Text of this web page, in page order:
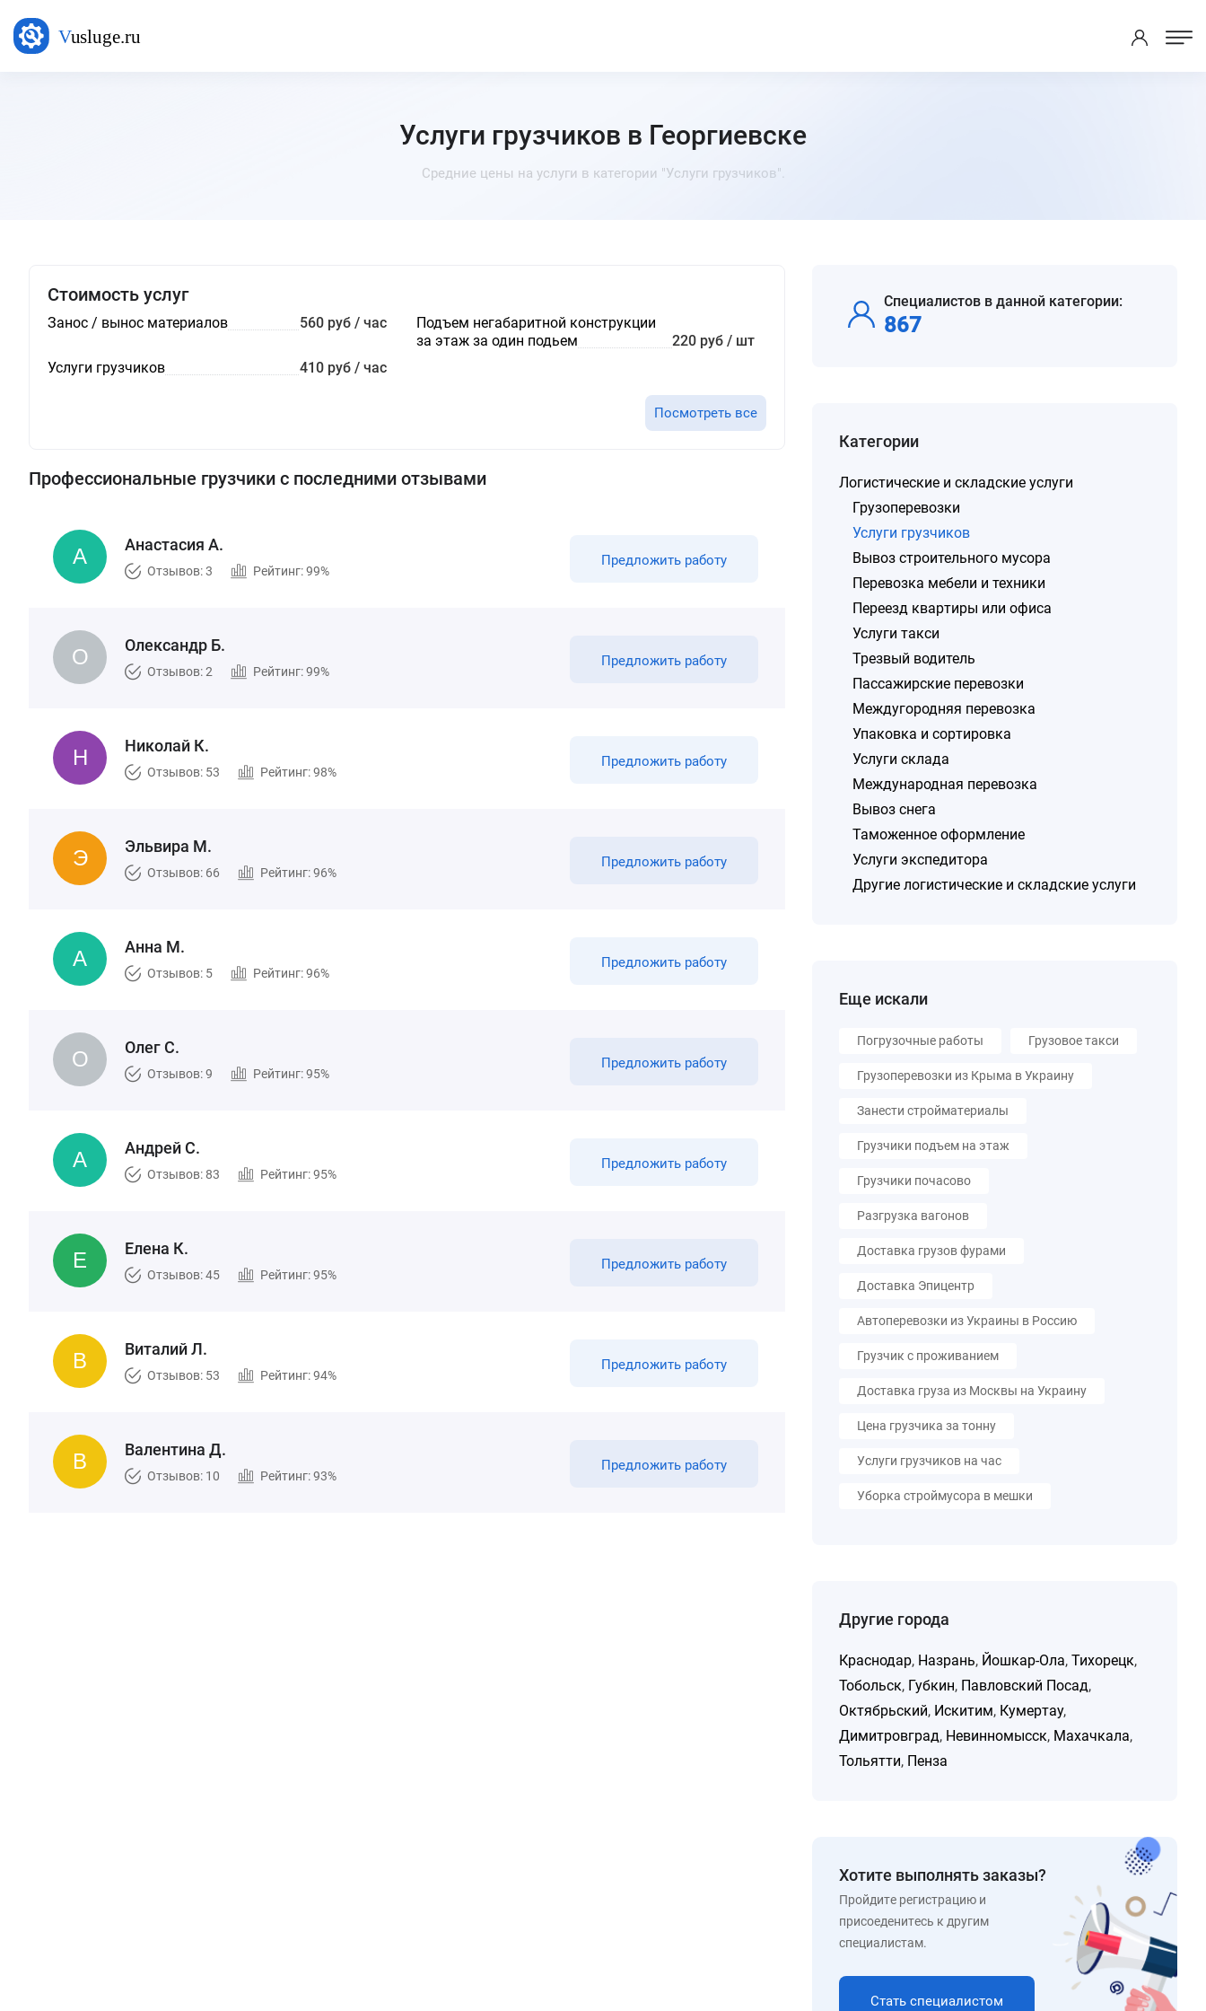
Услуги грузчиков в Георгиевске
Средние цены на услуги в категории "Услуги грузчиков".
Стоимость услуг
Занос / вынос материалов 560 руб / час
Подъем негабаритной конструкции
за этаж за один подьем
220 руб / шт
Услуги грузчиков
410 руб / час
Посмотреть все
Профессиональные грузчики с последними отзывами
Анастасия А.
Отзывов: 3 Рейтинг: 99%
Предложить работу
Олександр Б.
Отзывов: 2 Рейтинг: 99%
Предложить работу
Николай К.
Отзывов: 53 Рейтинг: 98%
Предложить работу
Эльвира М.
Отзывов: 66 Рейтинг: 96%
Предложить работу
Анна М.
Отзывов: 5 Рейтинг: 96%
Предложить работу
Олег С.
Отзывов: 9 Рейтинг: 95%
Предложить работу
Андрей С.
Отзывов: 83 Рейтинг: 95%
Предложить работу
Елена К.
Отзывов: 45 Рейтинг: 95%
Предложить работу
Виталий Л.
Отзывов: 53 Рейтинг: 94%
Предложить работу
Валентина Д.
Отзывов: 10 Рейтинг: 93%
Предложить работу
Специалистов в данной категории:
867
Категории
Логистические и складские услуги
Грузоперевозки
Услуги грузчиков
Вывоз строительного мусора
Перевозка мебели и техники
Переезд квартиры или офиса
Услуги такси
Трезвый водитель
Пассажирские перевозки
Междугородняя перевозка
Упаковка и сортировка
Услуги склада
Международная перевозка
Вывоз снега
Таможенное оформление
Услуги экспедитора
Другие логистические и складские услуги
Еще искали
Погрузочные работы Грузовое такси
Грузоперевозки из Крыма в Украину
Занести стройматериалы
Грузчики подъем на этаж
Грузчики почасово
Разгрузка вагонов
Доставка грузов фурами
Доставка Эпицентр
Автоперевозки из Украины в Россию
Грузчик с проживанием
Доставка груза из Москвы на Украину
Цена грузчика за тонну
Услуги грузчиков на час
Уборка строймусора в мешки
Другие города
Краснодар, Назрань, Йошкар-Ола,Тихорецк,
Тобольск, Губкин, Павловский Посад,
Октябрьский, Искитим, Кумертау,
Димитровград, Невинномысск, Махачкала,
Тольятти, Пенза
Хотите выполнять заказы?
Пройдите регистрацию и
присоеденитесь к другим
специалистам.
Стать специалистом